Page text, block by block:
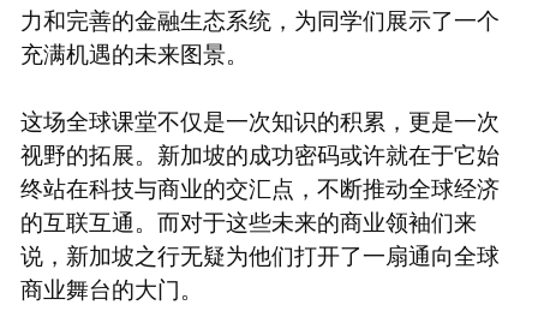
力和完善的金融生态系统，为同学们展示了一个
充满机遇的未来图景。
这场全球课堂不仅是一次知识的积累，更是一次
视野的拓展。新加坡的成功密码或许就在于它始
终站在科技与商业的交汇点，不断推动全球经济
的互联互通。而对于这些未来的商业领袖们来
说，新加坡之行无疑为他们打开了一扇通向全球
商业舞台的大门。